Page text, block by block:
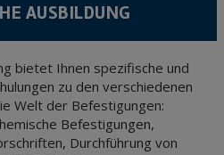
AUSBILDUNG
bietet Ihnen spezifische und
zu den verschiedenen
Welt der Befestigungen:
Befestigungen,
Durchführung von